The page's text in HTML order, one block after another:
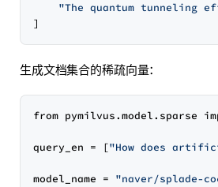
"The quantum tunneling
生成文档集合的稀疏向量：
from pymilvus.model.sparse
query_en = ["How does
model_name = "naver/splade-